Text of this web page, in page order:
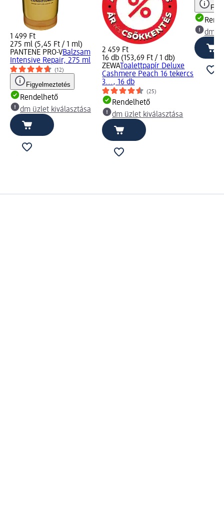
1 499 Ft
275 ml (5,45 Ft / 1 ml)
PANTENE PRO-VBalzsam
Intensive Repair, 275 ml
(12)
Figyelmeztetés
Rendelhető
dm üzlet kiválasztása
2 459 Ft
16 db (153,69 Ft / 1 db)
ZEWAToalettpapír Deluxe
Cashmere Peach 16 tekercs
3..., 16 db
(25)
Rendelhető
dm üzlet kiválasztása
dm